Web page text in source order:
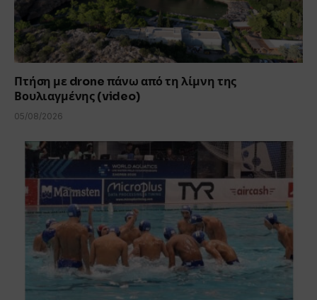
Πτήση με drone πάνω από τη λίμνη της
Βουλιαγμένης (video)
05/08/2026